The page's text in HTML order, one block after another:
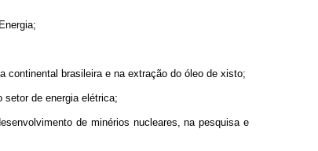
continental brasileira e na extração do óleo de xisto;
setor de energia elétrica;
de minérios nucleares, na pesquisa e